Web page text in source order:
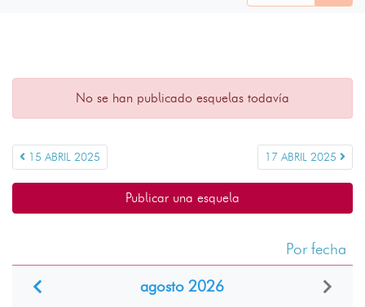
No se han publicado esquelas todavía
15 ABRIL 2025 17 ABRIL 2025
Publicar una esquela
Por fecha
agosto 2026